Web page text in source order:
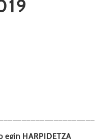
egin HARPIDETZA